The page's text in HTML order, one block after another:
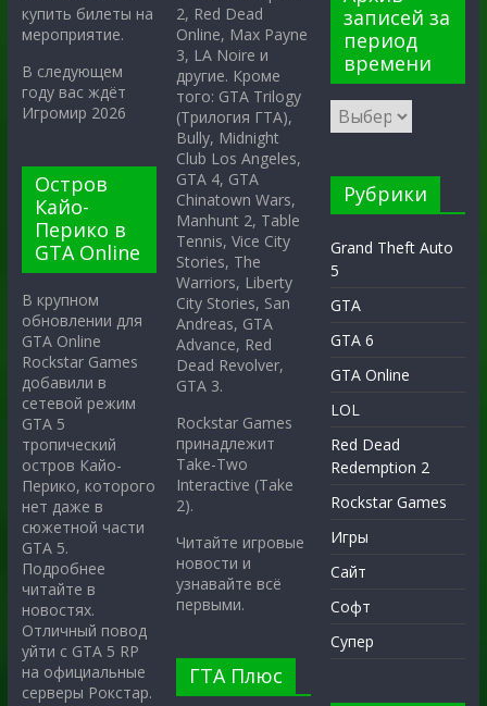
купить билеты на
мероприятие.
В следующем
году вас ждёт
Игромир 2026
Остров
Кайо-
Перико в
GTA Online
В крупном
обновлении для
GTA Online
Rockstar Games
добавили в
сетевой режим
GTA 5
тропический
остров Кайо-
Перико, которого
нет даже в
сюжетной части
GTA 5.
Подробнее
читайте в
новостях.
Отличный повод
уйти с GTA 5 RP
на официальные
серверы Рокстар.
2, Red Dead
Online, Max Payne
3, LA Noire и
другие. Кроме
того: GTA Trilogy
(Трилогия ГТА),
Bully, Midnight
Club Los Angeles,
GTA 4, GTA
Chinatown Wars,
Manhunt 2, Table
Tennis, Vice City
Stories, The
Warriors, Liberty
City Stories, San
Andreas, GTA
Advance, Red
Dead Revolver,
GTA 3.
Rockstar Games
принадлежит
Take-Two
Interactive (Take
2).
Читайте игровые
новости и
узнавайте всё
первыми.
ГТА Плюс
записей за
период
времени
Рубрики
Grand Theft Auto
5
GTA
GTA 6
GTA Online
LOL
Red Dead
Redemption 2
Rockstar Games
Игры
Сайт
Софт
Супер